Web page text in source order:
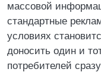
массовой
стандартные
условиях
доносить один и
потребителей